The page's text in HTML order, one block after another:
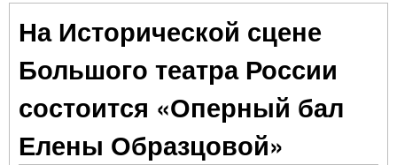
На Исторической сцене
Большого театра России
состоится «Оперный бал
Елены Образцовой»